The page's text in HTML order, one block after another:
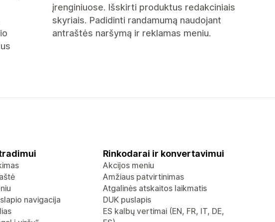
įrenginiuose. Išskirti produktus redakciniais
skyriais. Padidinti randamumą naudojant
antraštės naršymą ir reklamas meniu.
navigacija
Rinkodarai ir konvertavimui
Akcijos meniu
Amžiaus patvirtinimas
Atgalinės atskaitos laikmatis
DUK puslapis
ES kalbų vertimai (EN, FR, IT, DE,